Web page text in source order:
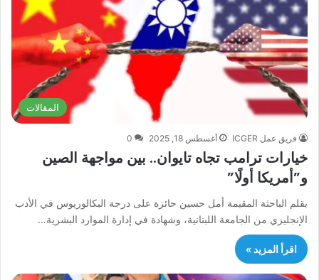
المقالات
فريق عمل ICGER أغسطس 18, 2025 0
خيارات ترامب تجاه تايوان.. بين مواجهة الصين
و”أمريكا أولًا”
بقلم الباحثة المقيمة أمل حسين حائزة على درجة البكالوريوس في الأدب
الإنجليزي من الجامعة اللبنانية، وشهادة في إدارة الموارد البشرية…
اقرأ المزيد »